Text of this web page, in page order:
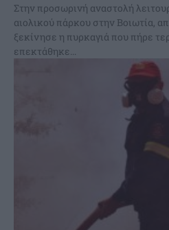
Στην προσωρινή αναστολή
αιολικού πάρκου στην Βοιωτία,
ξεκίνησε η πυρκαγιά που πήρε
επεκτάθηκε...